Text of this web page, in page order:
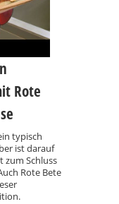
Rote
typisch
ist darauf
zum Schluss
Rote Bete